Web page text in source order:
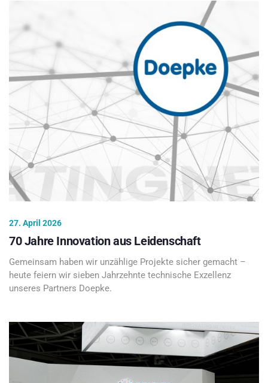
27. April 2026
70 Jahre Innovation aus Leidenschaft
Gemeinsam haben wir unzählige Projekte sicher gemacht –
heute feiern wir sieben Jahrzehnte technische Exzellenz
unseres Partners Doepke.